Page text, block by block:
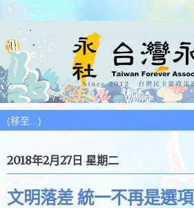
2018年2月27日 星期二
文明落差 統一不再是選項